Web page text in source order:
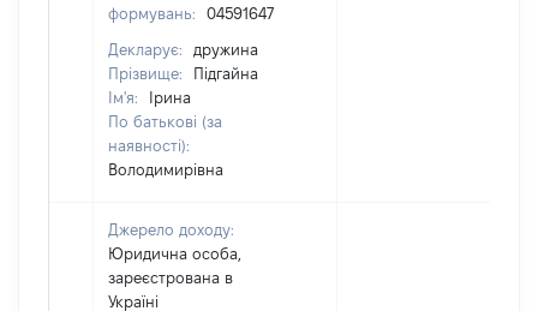
формувань:
04591647
Декларує:
дружина
Прізвище:
Підгайна
Ім'я:
Ірина
По батькові (за
наявності):
Володимирівна
Джерело доходу:
Юридична особа,
зареєстрована в
Україні